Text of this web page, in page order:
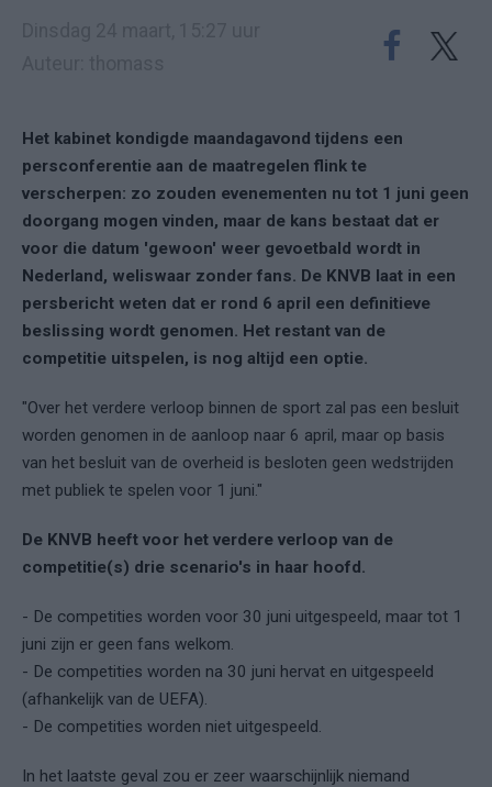
Het kabinet kondigde maandagavond tijdens een
persconferentie aan de maatregelen flink te
verscherpen: zo zouden evenementen nu tot 1 juni geen
doorgang mogen vinden, maar de kans bestaat dat er
voor die datum 'gewoon' weer gevoetbald wordt in
Nederland, weliswaar zonder fans. De KNVB laat in een
persbericht weten dat er rond 6 april een definitieve
beslissing wordt genomen. Het restant van de
competitie uitspelen, is nog altijd een optie.
"Over het verdere verloop binnen de sport zal pas een besluit
worden genomen in de aanloop naar 6 april, maar op basis
van het besluit van de overheid is besloten geen wedstrijden
met publiek te spelen voor 1 juni."
De KNVB heeft voor het verdere verloop van de
competitie(s) drie scenario's in haar hoofd.
- De competities worden voor 30 juni uitgespeeld, maar tot 1
juni zijn er geen fans welkom.
- De competities worden na 30 juni hervat en uitgespeeld
(afhankelijk van de UEFA).
- De competities worden niet uitgespeeld.
In het laatste geval zou er zeer waarschijnlijk niemand